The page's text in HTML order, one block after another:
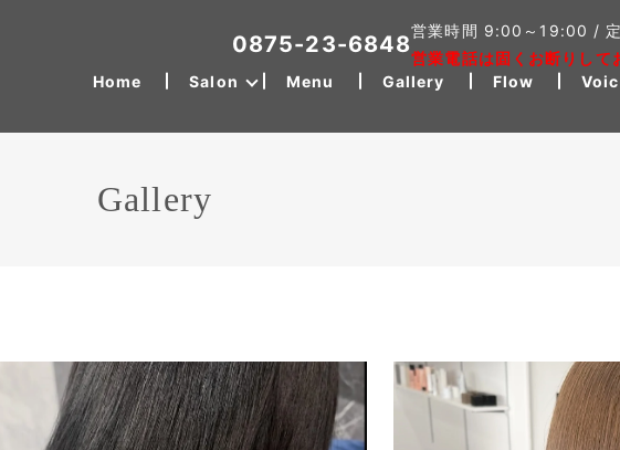
Home Salon Menu Gallery Flow
0875-23-6848
営業時間 9:00～19:00 /
営業電話は固くお断りして
Gallery